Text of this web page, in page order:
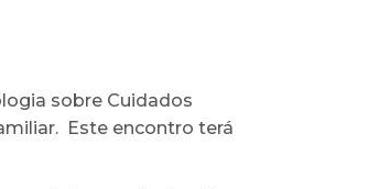
sobre Cuidados
Este encontro terá